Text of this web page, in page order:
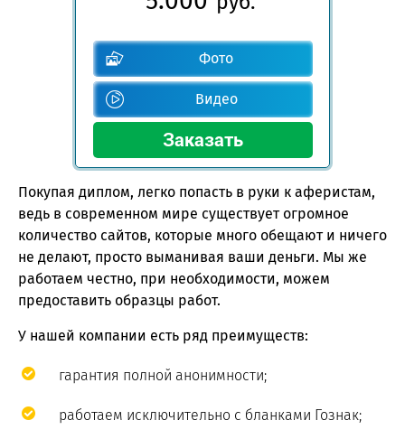
Фото
Видео
Покупая диплом, легко попасть в руки к аферистам,
ведь в современном мире существует огромное
количество сайтов, которые много обещают и ничего
не делают, просто выманивая ваши деньги. Мы же
работаем честно, при необходимости, можем
предоставить образцы работ.
У нашей компании есть ряд преимуществ:
гарантия полной анонимности;
работаем исключительно с бланками Гознак;